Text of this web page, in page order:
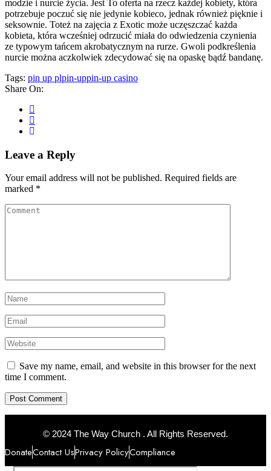
modzie i nurcie życia. Jest To oferta na rzecz każdej kobiety, która
potrzebuje poczuć się nie jedynie kobieco, jednak również pięknie i
seksownie. Toteż na zajęcia z Exotic może uczęszczać każda
kobieta, która wcześniej odrzucić miała do odwiedzenia czynienia
ze typowym tańcem akrobatycznym na rurze. Gwoli podkreślenia
nurcie można aczkolwiek zdecydować się na opaskę bądź bandanę.
Tags: pin up plpin-uppin-up casino
Share On:
Leave a Reply
Your email address will not be published. Required fields are
marked *
Save my name, email, and website in this browser for the next
time I comment.
© 2024 The Way Church . All Rights Reserved.
DonateContact UsPrivacy PolicyCompliance